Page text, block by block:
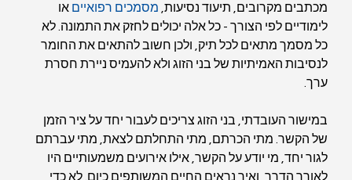
מכתבים מקרובים, תיעוד נסיעות, מסמכים רפואיים או
לימודיים לפי הצורך - כל אלה יכולים לחזק את התמונה. לא
כל מסמך מתאים לכל תיק, ולכן חשוב להתאים את החומר
לנסיבות האמיתיות של בני הזוג ולא להעמיס ניירת חסרת
ערך.
במישור העובדתי, בני הזוג צריכים לעבור יחד על ציר הזמן
של הקשר. מתי הכרתם, מתי התחלתם לצאת, מתי עברתם
לגור יחד, מי יודע על הקשר, אילו אירועים משמעותיים היו
לאורך הדרך, ואיך נראים החיים המשותפים כיום. לא כדי